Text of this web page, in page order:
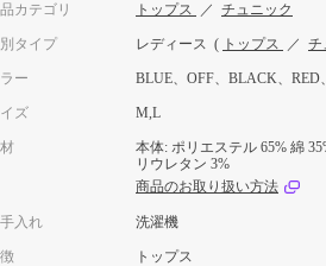
カテゴリ トップス ／ チュニック
タイプ レディース ( トップス ／ チ
ー BLUE、OFF、BLACK、RED
ズ M,L
本体: ポリエステル 65% 綿
リウレタン 3%
商品のお取り扱い方法
入れ 洗濯機
トップス